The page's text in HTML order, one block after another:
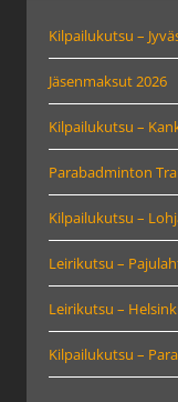
Kilpailukutsu –
Jäsenmaksut 2026
Kilpailukutsu –
Parabadminton
Kilpailukutsu –
Leirikutsu –
Leirikutsu –
Kilpailukutsu –